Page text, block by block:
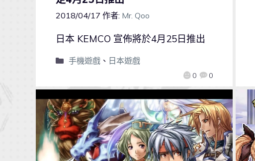
2018/04/17 作者: Mr. Qoo
0 0
日本 KEMCO 宣佈將於4月25日推出
手機遊戲、 日本遊戲